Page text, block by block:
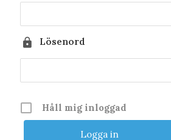
Lösenord
Håll mig inloggad